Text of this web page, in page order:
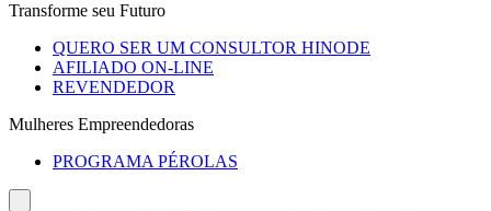
Transforme seu Futuro
QUERO SER UM CONSULTOR HINODE
AFILIADO ON-LINE
REVENDEDOR
Mulheres Empreendedoras
PROGRAMA PÉROLAS